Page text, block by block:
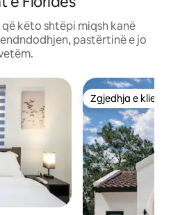
këto shtëpi miqsh kanë
pastërtinë e jo
klientëve Zgjedhja e
Zgjedhja e